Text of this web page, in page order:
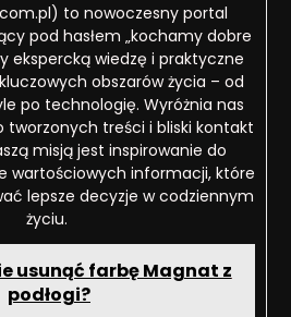
to nowoczesny portal
pod hasłem „kochamy dobre
ekspercką wiedzę i praktyczne
obszarów życia – od
po technologię. Wyróżnia nas
tworzonych treści i bliski kontakt
misją jest inspirowanie do
wartościowych informacji, które
lepsze decyzje w codziennym
życiu.
usunąć farbę Magnat z
podłogi?